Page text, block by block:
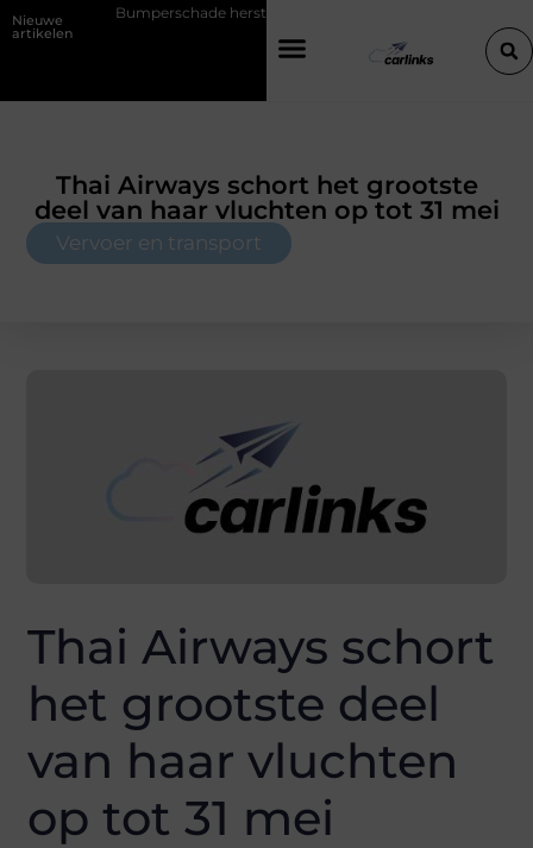
Nieuwe
artikelen
Bumperschade herstellen: repareren of de bumper vervangen?
Thai Airways schort het grootste
deel van haar vluchten op tot 31 mei
Vervoer en transport
Thai Airways schort
het grootste deel
van haar vluchten
op tot 31 mei